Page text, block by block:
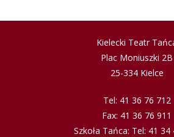
Kielecki Teatr
Plac Moniuszki 2B
25-334 Kielce
Tel: 41 36 76 712
Fax: 41 36 76 911
Szkoła Tańca: Tel: 41 34